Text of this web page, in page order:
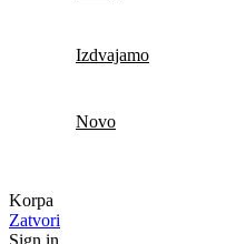
Izdvajamo
Novo
Korpa
Zatvori